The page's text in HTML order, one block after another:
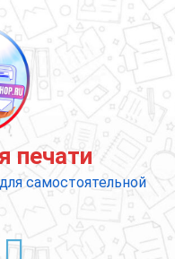
печати
самостоятельной
E-mail